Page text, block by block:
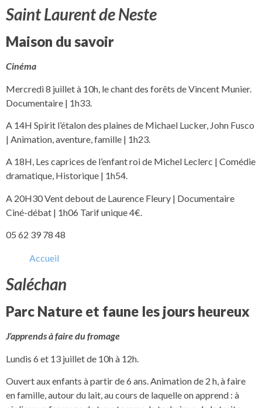
Saint Laurent de Neste
Maison du savoir
Cinéma
Mercredi 8 juillet à 10h, le chant des forêts de Vincent Munier.
Documentaire | 1h33.
A 14H Spirit l’étalon des plaines de Michael Lucker, John Fusco
| Animation, aventure, famille | 1h23.
A 18H, Les caprices de l’enfant roi de Michel Leclerc | Comédie
dramatique, Historique | 1h54.
A 20H30 Vent debout de Laurence Fleury | Documentaire
Ciné-débat | 1h06 Tarif unique 4€.
05 62 39 78 48
Accueil
Saléchan
Parc Nature et faune les jours heureux
J’apprends à faire du fromage
Lundis 6 et 13 juillet de 10h à 12h.
Ouvert aux enfants à partir de 6 ans. Animation de 2 h, à faire
en famille, autour du lait, au cours de laquelle on apprend : à